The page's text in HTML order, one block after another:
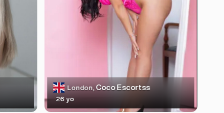
London, Coco Escortss
26 yo